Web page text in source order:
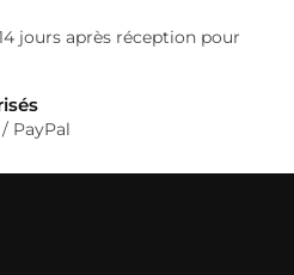
jours après réception pour
PayPal